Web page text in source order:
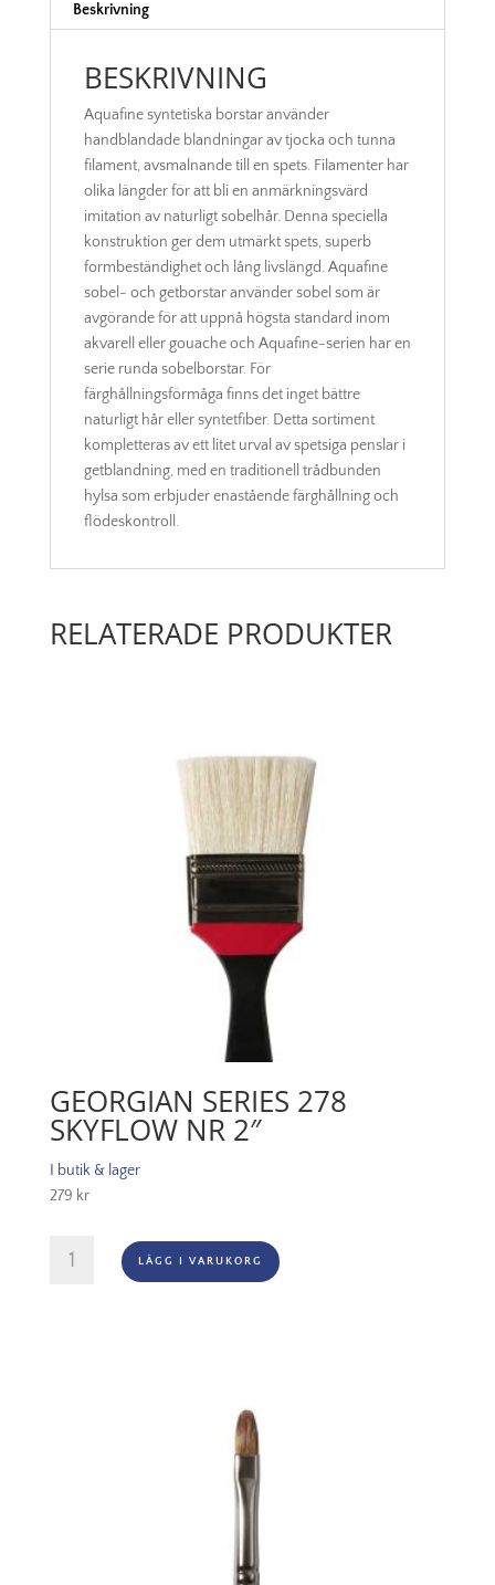
Beskrivning
BESKRIVNING
Aquafine syntetiska borstar använder
handblandade blandningar av tjocka och tunna
filament, avsmalnande till en spets. Filamenter har
olika längder för att bli en anmärkningsvärd
imitation av naturligt sobelhår. Denna speciella
konstruktion ger dem utmärkt spets, superb
formbeständighet och lång livslängd. Aquafine
sobel- och getborstar använder sobel som är
avgörande för att uppnå högsta standard inom
akvarell eller gouache och Aquafine-serien har en
serie runda sobelborstar. För
färghållningsförmåga finns det inget bättre
naturligt hår eller syntetfiber. Detta sortiment
kompletteras av ett litet urval av spetsiga penslar i
getblandning, med en traditionell trådbunden
hylsa som erbjuder enastående färghållning och
flödeskontroll.
RELATERADE PRODUKTER
GEORGIAN SERIES 278
SKYFLOW NR 2″
I butik & lager
279 kr
Series
LÄGG I VARUKORG